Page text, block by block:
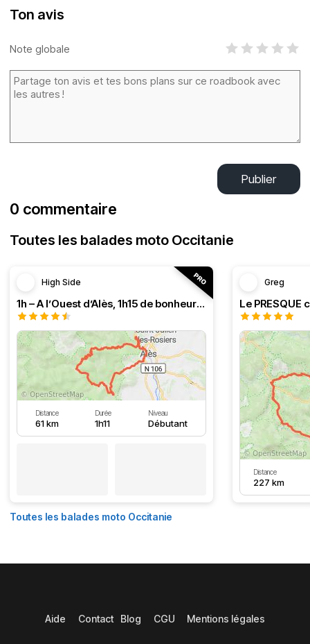
Ton avis
Note globale
Publier
0 commentaire
Toutes les balades moto Occitanie
High Side
1h – A l’Ouest d’Alès, 1h15 de bonheur (HSRF23)
Distance
61 km
Durée
1h11
Niveau
Débutant
Greg
Distance
227 km
Toutes les balades moto Occitanie
Aide Contact Blog CGU Mentions légales